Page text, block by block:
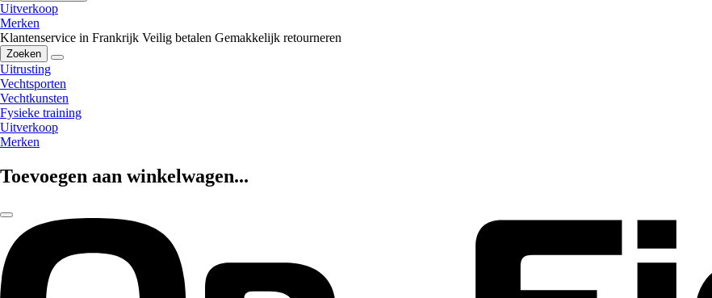
Uitverkoop
Merken
Klantenservice in Frankrijk Veilig betalen Gemakkelijk retourneren
Zoeken
Uitrusting
Vechtsporten
Vechtkunsten
Fysieke training
Uitverkoop
Merken
Toevoegen aan winkelwagen...